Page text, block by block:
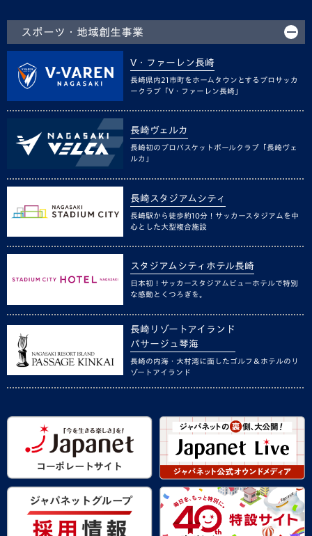
スポーツ・地域創生事業
V・ファーレン長崎
長崎県内21市町をホームタウンとするプロサッカ
ークラブ「V・ファーレン長崎」
長崎ヴェルカ
長崎初のプロバスケットボールクラブ「長崎ヴェ
ルカ」
長崎スタジアムシティ
長崎駅から徒歩約10分！サッカースタジアムを中
心とした大型複合施設
スタジアムシティホテル長崎
日本初！サッカースタジアムビューホテルで特別
な感動とくつろぎを。
長崎リゾートアイランド
パサージュ琴海
長崎の内海・大村湾に面したゴルフ＆ホテルのリ
ゾートアイランド